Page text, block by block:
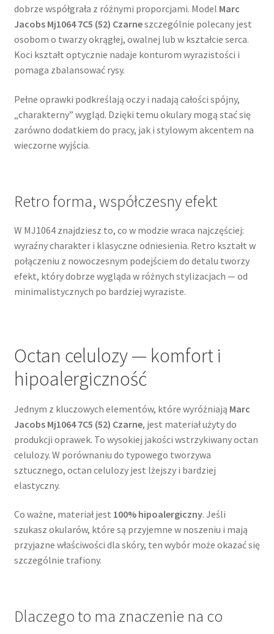
dobrze współgrała z różnymi proporcjami. Model Marc
Jacobs Mj1064 7C5 (52) Czarneszczególnie polecany jest
osobom o twarzy okrągłej, owalnej lub w kształcie serca.
Koci kształt optycznie nadaje konturom wyrazistości i
pomaga zbalansować rysy.
Pełne oprawki podkreślają oczy i nadają całości spójny,
„charakterny” wygląd. Dzięki temu okulary mogą stać się
zarówno dodatkiem do pracy, jak i stylowym akcentem na
wieczorne wyjścia.
Retro forma, współczesny efekt
W MJ1064 znajdziesz to, co w modzie wraca najczęściej:
wyraźny charakter i klasyczne odniesienia. Retro kształt w
połączeniu z nowoczesnym podejściem do detalu tworzy
efekt, który dobrze wygląda w różnych stylizacjach — od
minimalistycznych po bardziej wyraziste.
Octan celulozy — komfort i
hipoalergiczność
Jednym z kluczowych elementów, które wyróżniają Marc
Jacobs Mj1064 7C5 (52) Czarne, jest materiał użyty do
produkcji oprawek. To wysokiej jakości wstrzykiwany octan
celulozy. W porównaniu do typowego tworzywa
sztucznego, octan celulozy jest lżejszy i bardziej
elastyczny.
Co ważne, materiał jest 100% hipoalergiczny. Jeśli
szukasz okularów, które są przyjemne w noszeniu i mają
przyjazne właściwości dla skóry, ten wybór może okazać się
szczególnie trafiony.
Dlaczego to ma znaczenie na co